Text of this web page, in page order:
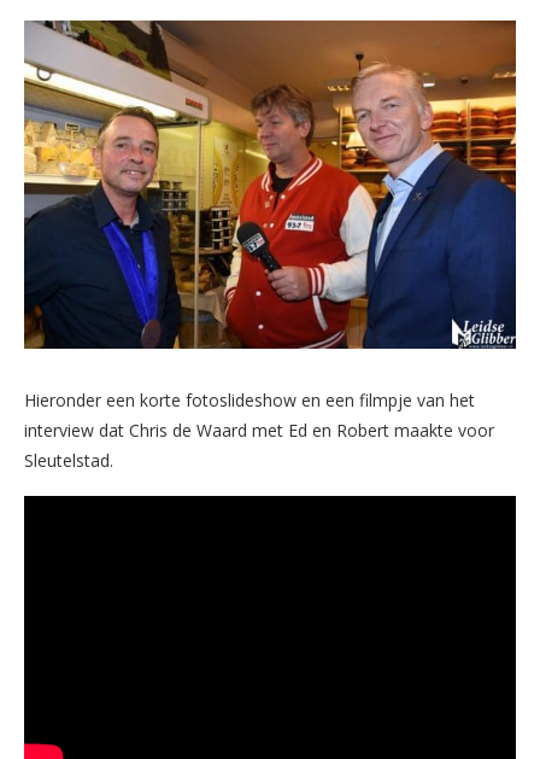
Hieronder een korte fotoslideshow en een filmpje van het
interview dat Chris de Waard met Ed en Robert maakte voor
Sleutelstad.